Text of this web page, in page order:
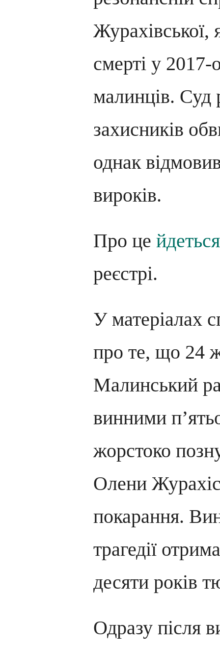
Журахівської,
смерті у
малинців. Суд
захисників
однак
вироків.
Про це йдеться
реєстрі.
У матеріалах
про те, що 24
Малинський
винними
жорстоко
Олени
покарання.
трагедії
десяти років
Одразу після